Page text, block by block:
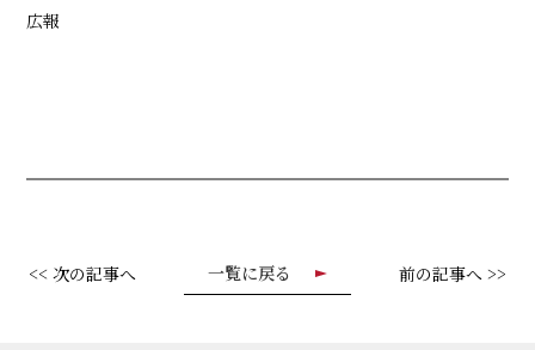
広報
<< 次の記事へ 一覧に戻る 前の記事へ >>